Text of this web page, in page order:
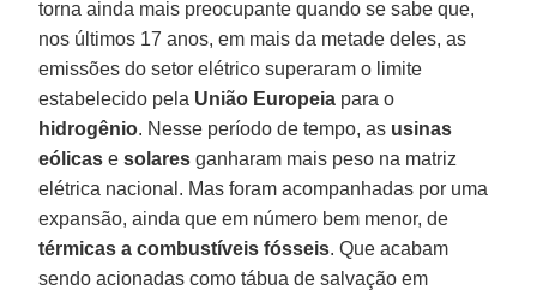
torna ainda mais preocupante quando se sabe que,
nos últimos 17 anos, em mais da metade deles, as
emissões do setor elétrico superaram o limite
estabelecido pela União Europeia para o
hidrogênio. Nesse período de tempo, as usinas
eólicas esolares ganharam mais peso na matriz
elétrica nacional. Mas foram acompanhadas por uma
expansão, ainda que em número bem menor, de
térmicas a combustíveis fósseis. Que acabam
sendo acionadas como tábua de salvação em